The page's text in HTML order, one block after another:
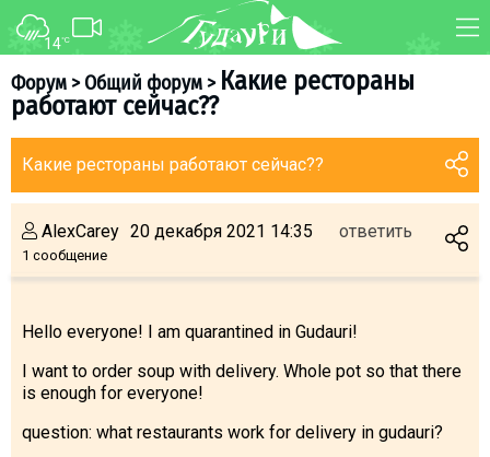
14°C
Форум>Общий форум> Какие рестораны
работают сейчас??
Какие рестораны работают сейчас??
AlexCarey
1 сообщение
20 декабря 2021 14:35 ответить
Hello everyone! I am quarantined in Gudauri!
I want to order soup with delivery. Whole pot so that there
is enough for everyone!
question: what restaurants work for delivery in gudauri?
ФОРУМ КАРТА
ТРАНСФЕР
О курорте
Инструкторы
Прокат
Дети в Гудаури
Календарь событий